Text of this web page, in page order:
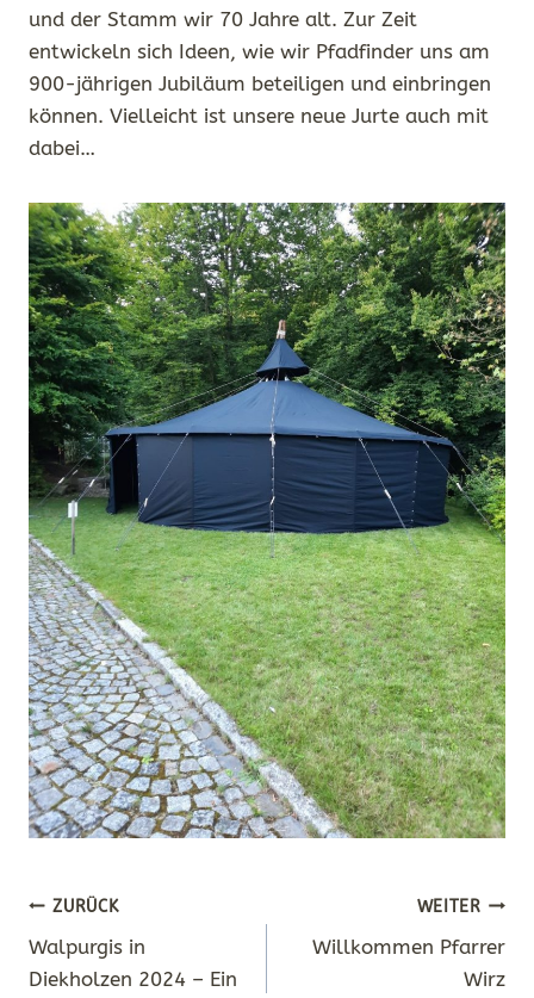
und der Stamm wir 70 Jahre alt. Zur Zeit
entwickeln sich Ideen, wie wir Pfadfinder uns am
900-jährigen Jubiläum beteiligen und einbringen
können. Vielleicht ist unsere neue Jurte auch mit
dabei…
Beitragsnavigation
ZURÜCK
Walpurgis in
Diekholzen 2024 – Ein
WEITER
Willkommen Pfarrer
Wirz